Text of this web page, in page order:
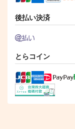
後払い決済
とらコイン